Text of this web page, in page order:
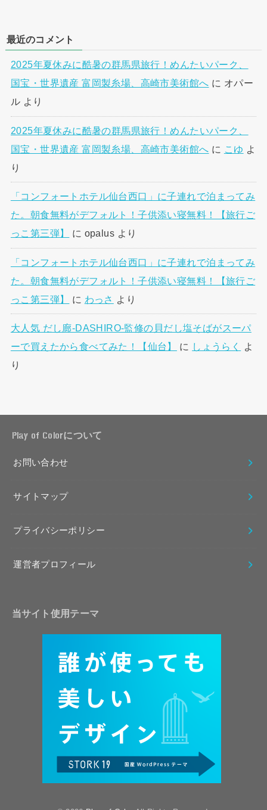
最近のコメント
2025年夏休みに酷暑の群馬県旅行！めんたいパーク、
国宝・世界遺産 富岡製糸場、高崎市美術館へ に オパー
ル より
2025年夏休みに酷暑の群馬県旅行！めんたいパーク、
国宝・世界遺産 富岡製糸場、高崎市美術館へ に こゆ よ
り
「コンフォートホテル仙台西口」に子連れで泊まってみ
た。朝食無料がデフォルト！子供添い寝無料！【旅行ご
っこ第三弾】
に opalus より
「コンフォートホテル仙台西口」に子連れで泊まってみ
た。朝食無料がデフォルト！子供添い寝無料！【旅行ご
っこ第三弾】
に わっさ より
大人気 だし廊-DASHIRO-監修の貝だし塩そばがスーパ
ーで買えたから食べてみた！【仙台】
に しょうらく
よ
り
Play of Colorについて
お問い合わせ
サイトマップ
プライバシーポリシー
運営者プロフィール
当サイト使用テーマ